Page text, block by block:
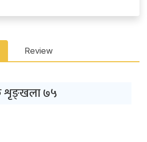
Review
शृङ्खला ७५